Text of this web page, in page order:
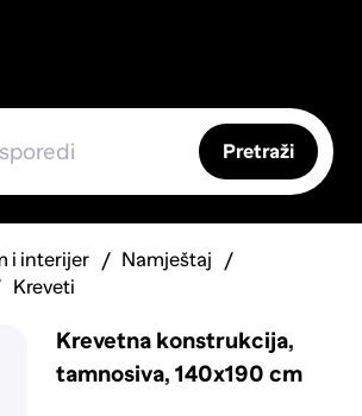
Pretraži
i interijer
Namještaj
Kreveti
Krevetna konstrukcija,
tamnosiva, 140x190 cm